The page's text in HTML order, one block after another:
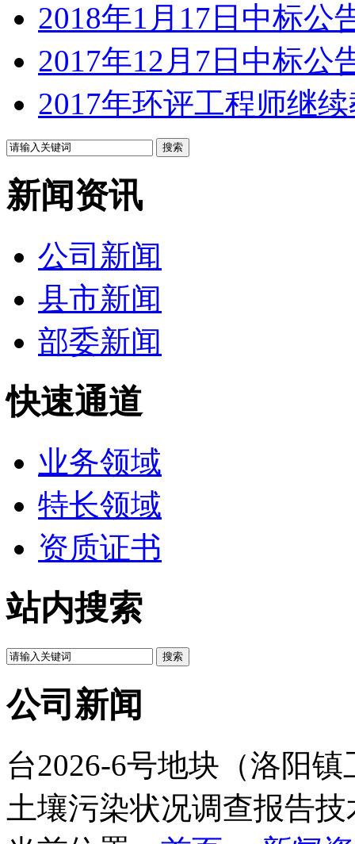
2018年1月17日中标公
2017年12月7日中标公
2017年环评工程师继
新闻资讯
公司新闻
县市新闻
部委新闻
快速通道
业务领域
特长领域
资质证书
站内搜索
公司新闻
台2026-6号地块（洛阳
土壤污染状况调查报告